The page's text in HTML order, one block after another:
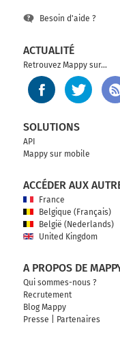
4h42 Toulouse
Besoin d'aide ?
ACTUALITÉ
Retrouvez Mappy sur...
SOLUTIONS
API
Mappy sur mobile
ACCÉDER AUX
France
Belgique (Français)
België (Nederlands)
United Kingdom
A PROPOS DE
Qui sommes-nous ?
Recrutement
Blog Mappy
Presse
Partenaires